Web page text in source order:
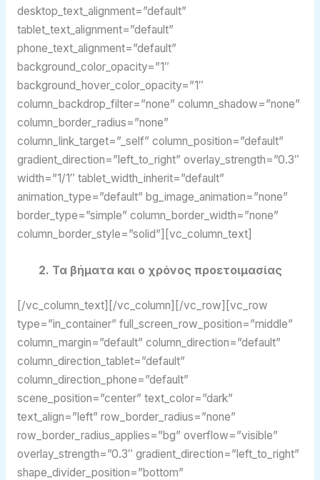
desktop_text_alignment=”default”
tablet_text_alignment=”default”
phone_text_alignment=”default”
background_color_opacity=”1″
background_hover_color_opacity=”1″
column_backdrop_filter=”none” column_shadow=”none”
column_border_radius=”none”
column_link_target=”_self” column_position=”default”
gradient_direction=”left_to_right” overlay_strength=”0.3″
width=”1/1″ tablet_width_inherit=”default”
animation_type=”default” bg_image_animation=”none”
border_type=”simple” column_border_width=”none”
column_border_style=”solid”][vc_column_text]
2. Τα βήματα και ο χρόνος προετοιμασίας
[/vc_column_text][/vc_column][/vc_row][vc_row
type=”in_container” full_screen_row_position=”middle”
column_margin=”default” column_direction=”default”
column_direction_tablet=”default”
column_direction_phone=”default”
scene_position=”center” text_color=”dark”
text_align=”left” row_border_radius=”none”
row_border_radius_applies=”bg” overflow=”visible”
overlay_strength=”0.3″ gradient_direction=”left_to_right”
shape_divider_position=”bottom”